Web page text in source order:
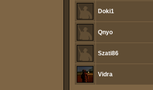
Doki1
Qnyo
Szati86
Vidra